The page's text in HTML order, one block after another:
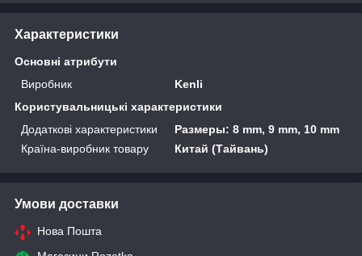
Характеристики
Основні атрибути
Виробник
Kenli
Користувальницькі характеристики
Додаткові характеристики
Размеры: 8 mm, 9 mm, 10 mm
Країна-виробник товару
Китай (Тайвань)
Умови доставки
Нова Пошта